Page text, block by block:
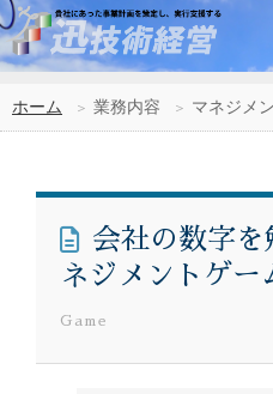
ホーム 業務内容 マネジメ
会社の数字を
ネジメントゲー
Game